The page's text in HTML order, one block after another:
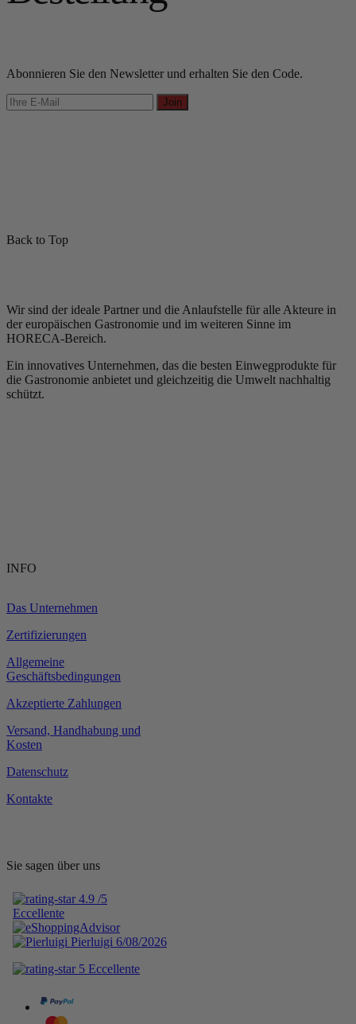
Abonnieren Sie den Newsletter und erhalten Sie den Code.
Join
Back to Top
Wir sind der ideale Partner und die Anlaufstelle für alle Akteure in
der europäischen Gastronomie und im weiteren Sinne im
HORECA-Bereich.
Ein innovatives Unternehmen, das die besten Einwegprodukte für
die Gastronomie anbietet und gleichzeitig die Umwelt nachhaltig
schützt.
INFO
Das Unternehmen
Zertifizierungen
Allgemeine
Geschäftsbedingungen
Akzeptierte Zahlungen
Versand, Handhabung und
Kosten
Datenschutz
Kontakte
Sie sagen über uns